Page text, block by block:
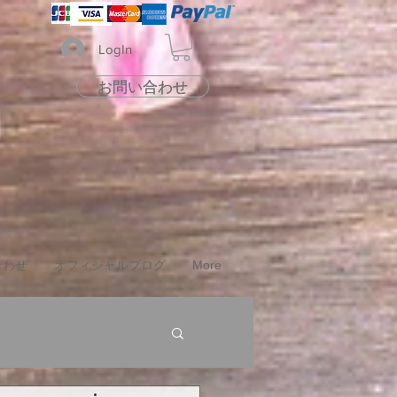
LogIn
お問い合わせ
お問い合わせ
せ オフィシャルブログ More